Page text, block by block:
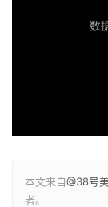
本文来自@38号
者。